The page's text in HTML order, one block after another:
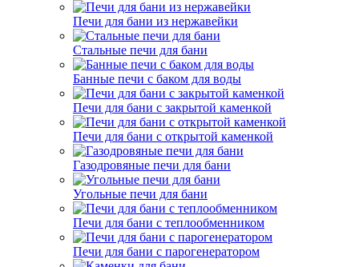
Печи для бани из нержавейки
Стальные печи для бани
Банные печи с баком для воды
Печи для бани с закрытой каменкой
Печи для бани с открытой каменкой
Газодровяные печи для бани
Угольные печи для бани
Печи для бани с теплообменником
Печи для бани с парогенератором